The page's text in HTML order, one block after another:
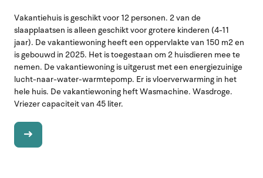
Vakantiehuis is geschikt voor 12 personen. 2 van de
slaapplaatsen is alleen geschikt voor grotere kinderen (4-11
jaar). De vakantiewoning heeft een oppervlakte van 150 m2 en
is gebouwd in 2025. Het is toegestaan om 2 huisdieren mee te
nemen. De vakantiewoning is uitgerust met een energiezuinige
lucht-naar-water-warmtepomp. Er is vloerverwarming in het
hele huis. De vakantiewoning heft Wasmachine. Wasdroge.
Vriezer capaciteit van 45 liter.